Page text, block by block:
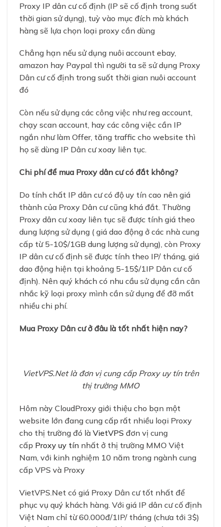
Proxy IP dân cư cố định (IP sẽ cố định trong suốt
thời gian sử dụng), tuỳ vào mục đích mà khách
hàng sẽ lựa chọn loại proxy cần dùng
Chẳng hạn nếu sử dụng nuôi account ebay,
amazon hay Paypal thì người ta sẽ sử dụng Proxy
Dân cư cố định trong suốt thời gian nuôi account
đó
Còn nếu sử dụng các công việc như reg account,
chạy scan account, hay các công việc cần IP
ngắn như làm Offer, tăng traffic cho website thì
họ sẽ dùng IP Dân cư xoay liên tục.
Chi phí để mua Proxy dân cư có đắt không?
Do tính chất IP dân cư có độ uy tín cao nên giá
thành của Proxy Dân cư cũng khá đắt. Thường
Proxy dân cư xoay liên tục sẽ được tính giá theo
dung lượng sử dụng ( giá dao động ở các nhà cung
cấp từ 5-10$/1GB dung lượng sử dụng), còn Proxy
IP dân cư cố định sẽ được tính theo IP/ tháng, giá
dao động hiện tại khoảng 5-15$/1IP Dân cư cố
định). Nên quý khách có nhu cầu sử dụng cần cân
nhắc kỹ loại proxy mình cần sử dụng để đỡ mất
nhiều chi phí.
Mua Proxy Dân cư ở đâu là tốt nhất hiện nay?
VietVPS.Net là đơn vị cung cấp Proxy uy tín trên
thị trường MMO
Hôm này CloudProxy giới thiệu cho bạn một
website lớn đang cung cấp rất nhiều loại Proxy
cho thị trường đó là VietVPS đơn vị cung
cấp Proxy uy tín nhất ở thị trường MMO Việt
Nam, với kinh nghiệm 10 năm trong ngành cung
cấp VPS và Proxy
VietVPS.Net có giá Proxy Dân cư tốt nhất để
phục vụ quý khách hàng. Với giá IP dân cư cố định
Việt Nam chỉ từ 60.000đ/1IP/ tháng (chưa tới 3$)